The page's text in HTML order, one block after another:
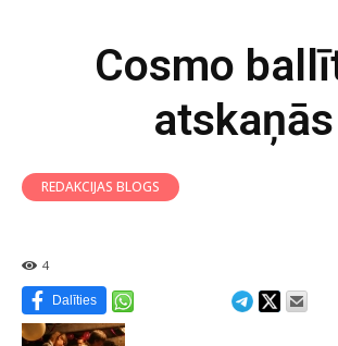
Cosmo
atskaņās
REDAKCIJAS BLOGS
4
Dalīties